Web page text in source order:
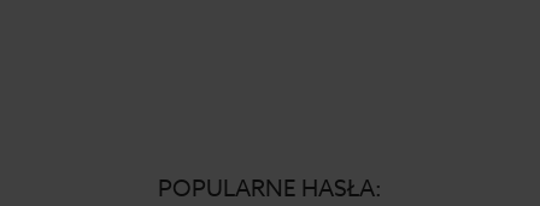
POPULARNE HASŁA: